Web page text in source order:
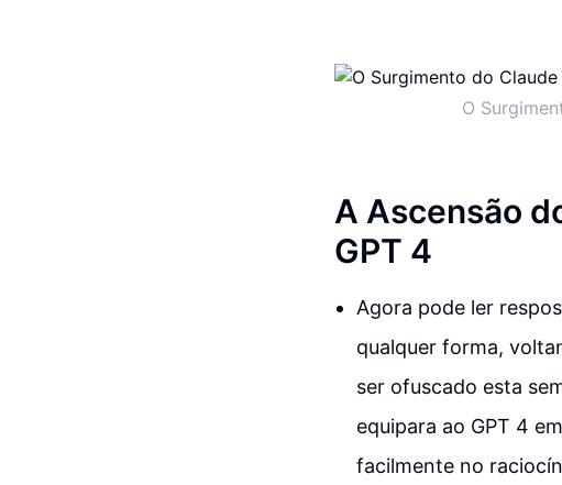
O
A Ascensão
GPT 4
Agora pode ler
qualquer forma,
ser ofuscado esta
equipara ao GPT 4
facilmente no